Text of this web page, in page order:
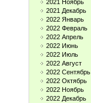
2021 Ноябрь
2021 Декабрь
2022 Январь
2022 Февраль
2022 Апрель
2022 Июнь
2022 Июль
2022 Август
2022 Сентябрь
2022 Октябрь
2022 Ноябрь
2022 Декабрь